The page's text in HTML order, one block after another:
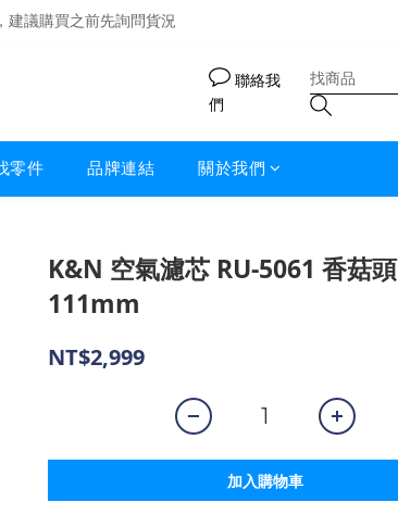
建議購買之前先詢問貨況
建議購買之前先詢問貨況
聯絡我
們
零件 品牌連結 關於我們
K&N 空氣濾芯 RU-5061 香菇頭
111mm
NT$2,999
加入購物車